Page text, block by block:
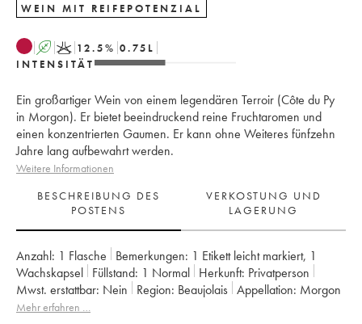
WEIN MIT REIFEPOTENZIAL
A K 12.5% 0.75 L
INTENSITÄT
Ein großartiger Wein von einem legendären Terroir (Côte du Py
in Morgon). Er bietet beeindruckend reine Fruchtaromen und
einen konzentrierten Gaumen. Er kann ohne Weiteres fünfzehn
Jahre lang aufbewahrt werden.
Weitere Informationen
BESCHREIBUNG DES
POSTENS
VERKOSTUNG UND
LAGERUNG
Anzahl: 1 Flasche Bemerkungen: 1 Etikett leicht markiert, 1
Wachskapsel Füllstand: 1 Normal Herkunft:
privatperson
Mwst. erstattbar:
nein Region: Beaujolais Appellation:
Morgon
Eigentümer:
Mehr erfahren …